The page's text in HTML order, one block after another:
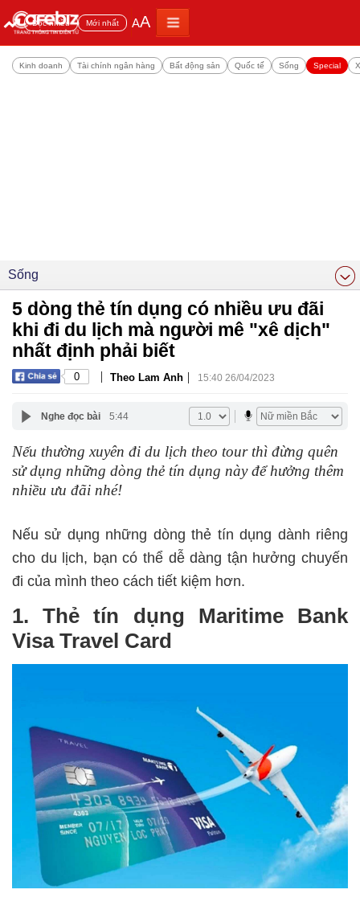
Đọc nhiều Mới nhất AA
Kinh doanh Tài chính ngân hàng Bất động sản Quốc tế Sống Special
Sống
5 dòng thẻ tín dụng có nhiều ưu đãi
khi đi du lịch mà người mê "xê dịch"
nhất định phải biết
0 | Theo Lam Anh | 15:40 26/04/2023
Nghe đọc bài 5:44
Nếu thường xuyên đi du lịch theo tour thì đừng quên
sử dụng những dòng thẻ tín dụng này để hưởng thêm
nhiều ưu đãi nhé!
Nếu sử dụng những dòng thẻ tín dụng dành riêng
cho du lịch, bạn có thể dễ dàng tận hưởng chuyến
đi của mình theo cách tiết kiệm hơn.
1. Thẻ tín dụng Maritime Bank
Visa Travel Card